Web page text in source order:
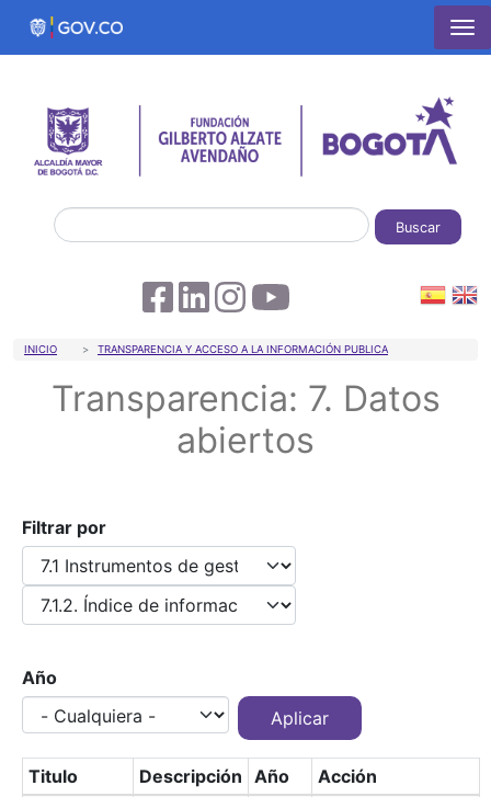
Pasar al contenido principal
Buscar
Sobrescribir enlaces de ayuda a la
INICIO TRANSPARENCIA Y ACCESO A LA INFORMACIÓN PUBLICA
Transparencia: 7. Datos
abiertos
Filtrar por
Año
Titulo Descripción Año
Acción